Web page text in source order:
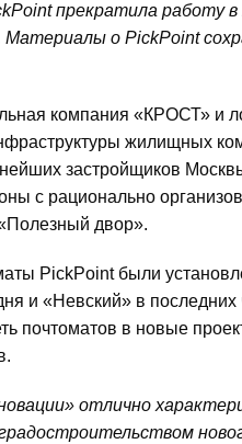
прекратила работу
о PickPoint
компания «КРОСТ» и
жилищных
застройщиков
с рационально
двор».
PickPoint были
и «Невский» в
почтоматов в новые
отлично